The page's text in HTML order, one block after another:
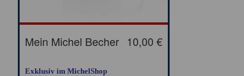
10,00 €
Mein Michel Becher
Exklusiv im MichelShop